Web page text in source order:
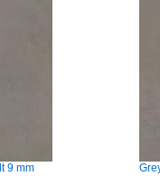
9 mm